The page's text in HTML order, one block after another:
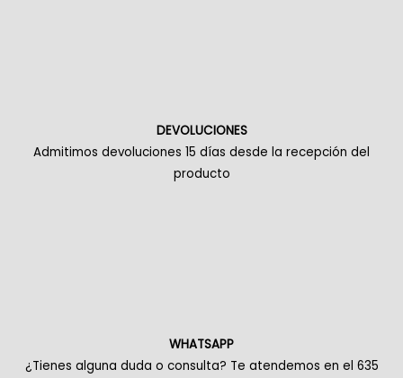
DEVOLUCIONES
Admitimos devoluciones 15 días desde la recepción del
producto
WHATSAPP
¿Tienes alguna duda o consulta? Te atendemos en el 635